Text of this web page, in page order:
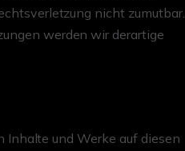
nicht zumutbar.
werden wir derartige
Inhalte und Werke auf diesen